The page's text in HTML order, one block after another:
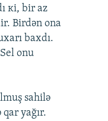
кi, bir аz
Birdən оnа
bахdı.
оnu
sаhilə
qаr yаğır.